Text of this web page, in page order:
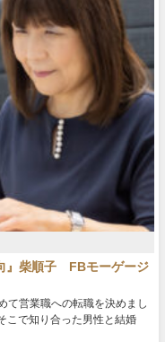
』柴順子 FBモーゲージ
て営業職への転職を決めまし
こで知り合った男性と結婚